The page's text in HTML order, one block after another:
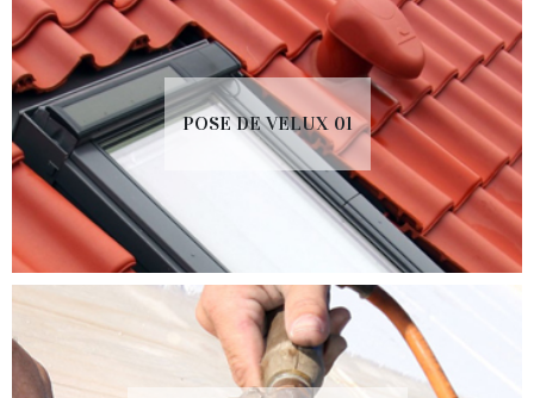
POSE DE VELUX 01